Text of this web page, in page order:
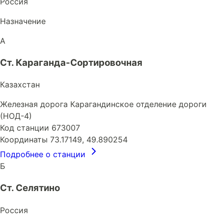
Назначение
А
Ст. Караганда-Сортировочная
Казахстан
Железная дорога Карагандинское отделение дороги
(НОД-4)
Код станции 673007
Координаты 73.17149, 49.890254
Подробнее о станции
Б
Ст. Селятино
Россия